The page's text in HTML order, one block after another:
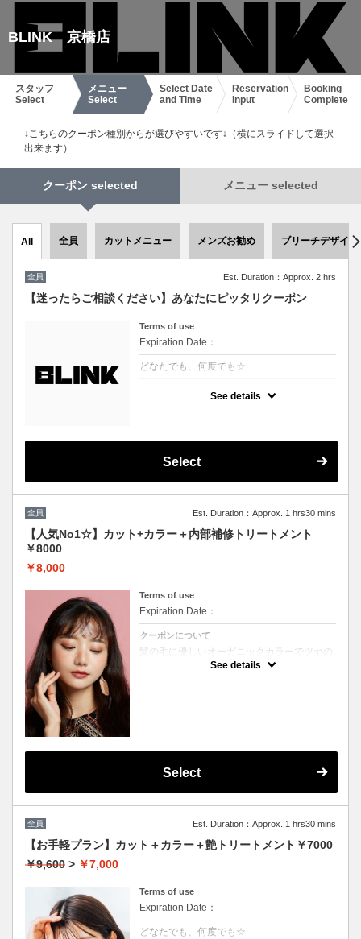
BLINK 京橋店
スタッフ
Select
メニュー
Select
Select Date
and Time
Reservation
Input
Booking
Complete
↓こちらのクーポン種別からが選びやすいです↓（横にスライドして選択
出来ます）
クーポン selected メニュー selected
All 全員 カットメニュー メンズお勧め ブリーチデザイン
全員 Est. Duration：Approx. 2 hrs
【迷ったらご相談ください】あなたにピッタリクーポン
Terms of use
Expiration Date：
どなたでも、何度でも☆
提案させていただきます！
ボタンをご選択ください。
※縮毛矯正を悩まれている方は必ず縮毛矯正
ボタンをご選択ください。
See details
Select
全員 Est. Duration：Approx. 1 hrs30 mins
【人気No1☆】カット+カラー＋内部補修トリートメント
￥8000
￥8,000
Terms of use
Expiration Date：
クーポンについて
髪の毛に優しいオーガニックカラーでツヤの
ある質感★内部補修トリートメント付 ★白髪
See details
Select
全員 Est. Duration：Approx. 1 hrs30 mins
【お手軽プラン】カット＋カラー＋艶トリートメント￥7000
￥9,600 > ￥7,000
Terms of use
Expiration Date：
どなたでも、何度でも☆